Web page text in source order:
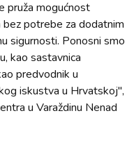
pruža mogućnost
potrebe za dodatnim
sigurnosti. Ponosni smo
kao sastavnica
predvodnik u
iskustva u Hrvatskoj",
u Varaždinu Nenad